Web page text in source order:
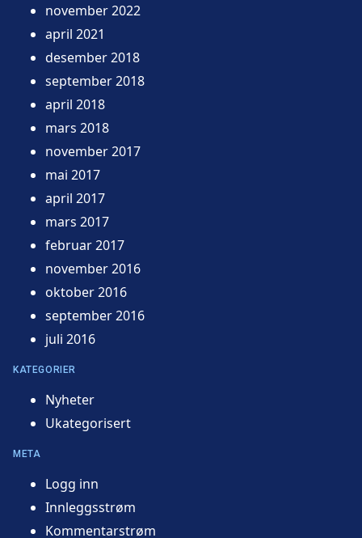
november 2022
april 2021
desember 2018
september 2018
april 2018
mars 2018
november 2017
mai 2017
april 2017
mars 2017
februar 2017
november 2016
oktober 2016
september 2016
juli 2016
KATEGORIER
Nyheter
Ukategorisert
META
Logg inn
Innleggsstrøm
Kommentarstrøm